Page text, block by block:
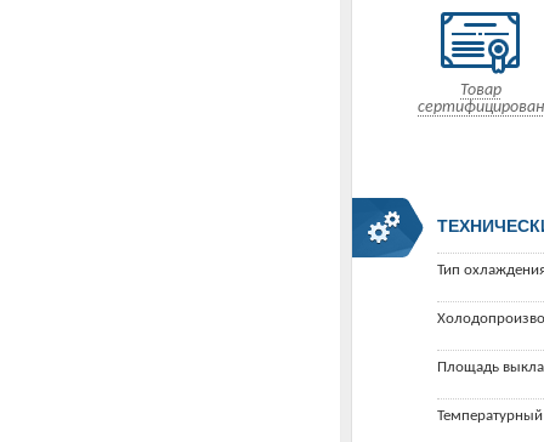
Товар
сертифицирован
Тип
Площадь